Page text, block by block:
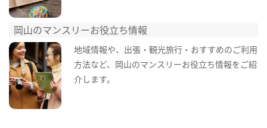
岡山のマンスリーお役立ち情報
地域情報や、出張・観光旅行・おすすめのご利用
方法など、岡山のマンスリーお役立ち情報をご紹
介します。